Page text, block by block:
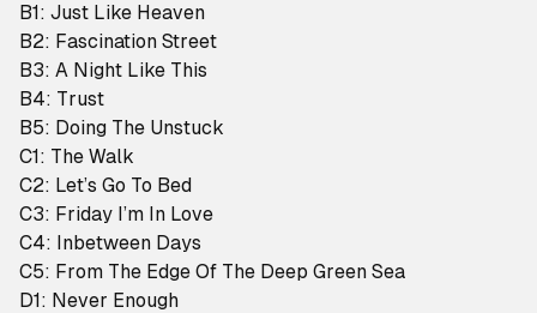
B1: Just Like Heaven
B2: Fascination Street
B3: A Night Like This
B4: Trust
B5: Doing The Unstuck
C1: The Walk
C2: Let’s Go To Bed
C3: Friday I’m In Love
C4: Inbetween Days
C5: From The Edge Of The Deep Green Sea
D1: Never Enough